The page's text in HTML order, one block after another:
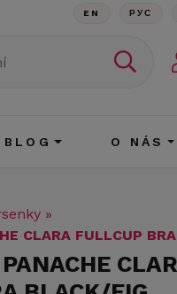
EN РУС
BLOG O NÁS
»
CLARA FULLCUP